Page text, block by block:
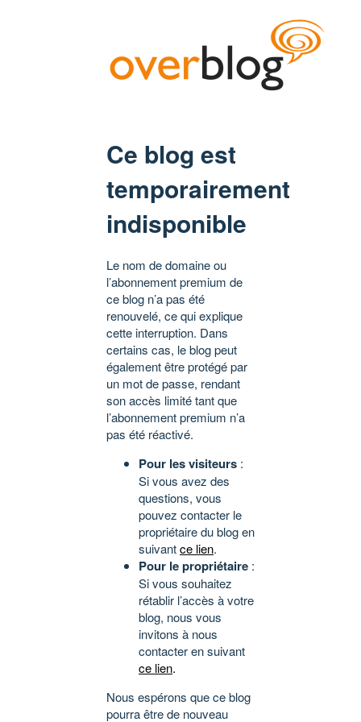
Ce blog est
temporairement
indisponible
Le nom de domaine ou
l’abonnement premium de
ce blog n’a pas été
renouvelé, ce qui explique
cette interruption. Dans
certains cas, le blog peut
également être protégé par
un mot de passe, rendant
son accès limité tant que
l’abonnement premium n’a
pas été réactivé.
Pour les visiteurs :
Si vous avez des
questions, vous
pouvez contacter le
propriétaire du blog en
suivantce lien.
Pour le propriétaire :
Si vous souhaitez
rétablir l’accès à votre
blog, nous vous
invitons à nous
contacter en suivant
ce lien.
Nous espérons que ce blog
pourra être de nouveau